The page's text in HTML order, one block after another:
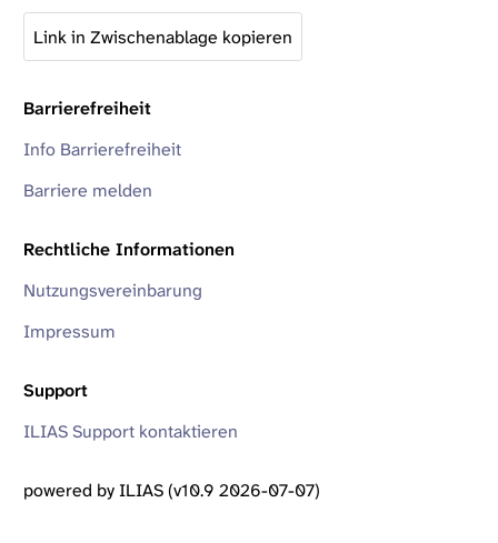
Link in Zwischenablage kopieren
Barrierefreiheit
Info Barrierefreiheit
Barriere melden
Rechtliche Informationen
Nutzungsvereinbarung
Impressum
Support
ILIAS Support kontaktieren
powered by ILIAS (v10.9 2026-07-07)